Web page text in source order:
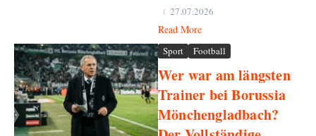
27.07.2026
Read More
Sport Football
Wer war am längsten
Trainer bei Borussia
Mönchengladbach?